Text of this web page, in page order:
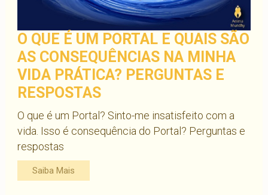
O QUE É UM PORTAL E QUAIS SÃO
AS CONSEQUÊNCIAS NA MINHA
VIDA PRÁTICA? PERGUNTAS E
RESPOSTAS
O que é um Portal? Sinto-me insatisfeito com a
vida. Isso é consequência do Portal? Perguntas e
respostas
Saiba Mais